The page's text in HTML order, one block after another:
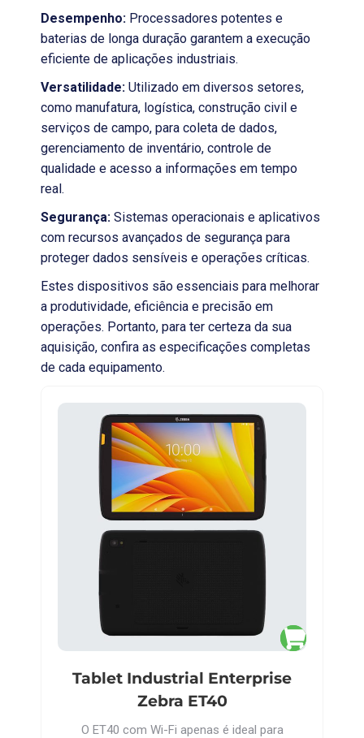
Desempenho: Processadores potentes e
baterias de longa duração garantem a execução
eficiente de aplicações industriais.
Versatilidade: Utilizado em diversos setores,
como manufatura, logística, construção civil e
serviços de campo, para coleta de dados,
gerenciamento de inventário, controle de
qualidade e acesso a informações em tempo
real.
Segurança: Sistemas operacionais e aplicativos
com recursos avançados de segurança para
proteger dados sensíveis e operações críticas.
Estes dispositivos são essenciais para melhorar
a produtividade, eficiência e precisão em
operações. Portanto, para ter certeza da sua
aquisição, confira as especificações completas
de cada equipamento.
Tablet Industrial Enterprise
Zebra ET40
O ET40 com Wi-Fi apenas é ideal para